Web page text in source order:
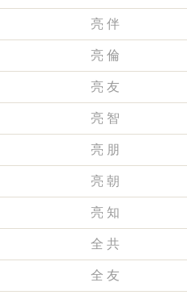
亮 伴
亮 倫
亮 友
亮 智
亮 朋
亮 朝
亮 知
全 共
全 友